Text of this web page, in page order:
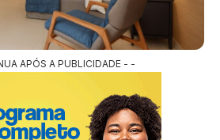
APÓS A PUBLICIDADE - -